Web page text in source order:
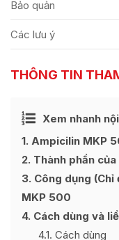
Bảo quản
Các lưu ý
THÔNG TIN
Xem nhanh
1 Ampicilin MKP
2 Thành phần
3 Công dụng
MKP 500
4 Cách dùng và
4.1 Cách dùng